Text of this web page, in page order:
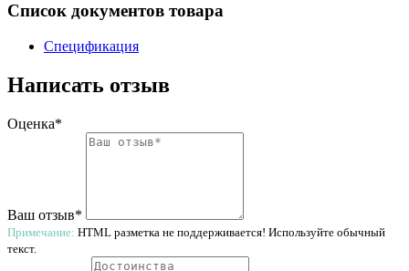
Список документов товара
Спецификация
Написать отзыв
Оценка*
Ваш отзыв*
Примечание: HTML разметка не поддерживается! Используйте обычный
текст.